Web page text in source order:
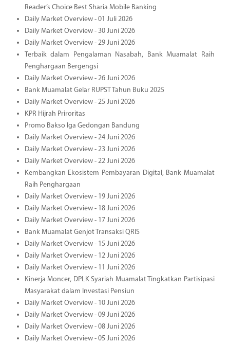
Reader’s Choice Best Sharia Mobile Banking
Daily Market Overview - 01 Juli 2026
Daily Market Overview - 30 Juni 2026
Daily Market Overview - 29 Juni 2026
Terbaik dalam Pengalaman Nasabah, Bank Muamalat Raih
Penghargaan Bergengsi
Daily Market Overview - 26 Juni 2026
Bank Muamalat Gelar RUPST Tahun Buku 2025
Daily Market Overview - 25 Juni 2026
KPR Hijrah Priroritas
Promo Bakso Iga Gedongan Bandung
Daily Market Overview - 24 Juni 2026
Daily Market Overview - 23 Juni 2026
Daily Market Overview - 22 Juni 2026
Kembangkan Ekosistem Pembayaran Digital, Bank Muamalat
Raih Penghargaan
Daily Market Overview - 19 Juni 2026
Daily Market Overview - 18 Juni 2026
Daily Market Overview - 17 Juni 2026
Bank Muamalat Genjot Transaksi QRIS
Daily Market Overview - 15 Juni 2026
Daily Market Overview - 12 Juni 2026
Daily Market Overview - 11 Juni 2026
Kinerja Moncer, DPLK Syariah Muamalat Tingkatkan Partisipasi
Masyarakat dalam Investasi Pensiun
Daily Market Overview - 10 Juni 2026
Daily Market Overview - 09 Juni 2026
Daily Market Overview - 08 Juni 2026
Daily Market Overview - 05 Juni 2026